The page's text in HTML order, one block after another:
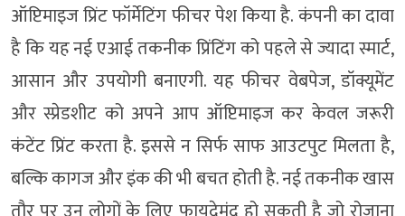
ऑप्टिमाइज प्रिंट फॉर्मेटिंग फीचर पेश किया है. कंपनी का दावा
है कि यह नई एआई तकनीक प्रिंटिंग को पहले से ज्यादा स्मार्ट,
आसान और उपयोगी बनाएगी. यह फीचर वेबपेज, डॉक्यूमेंट
और स्प्रेडशीट को अपने आप ऑप्टिमाइज कर केवल जरूरी
कंटेंट प्रिंट करता है. इससे न सिर्फ साफ आउटपुट मिलता है,
बल्कि कागज और इंक की भी बचत होती है. नई तकनीक खास